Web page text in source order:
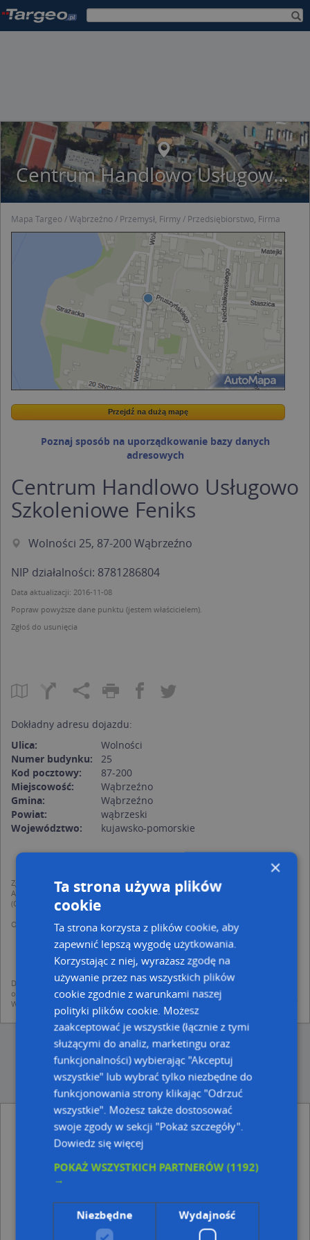
Centrum Handlowo Usługowo Szkoleniowe Feniks
Mapa Targeo Wąbrzeźno Przemysł, Firmy Przedsiębiorstwo, Firma
Wstaw tę mapkę na swoją stronę
Przejdź na dużą mapę
Przejdź na dużą mapę
Poznaj sposób na uporządkowanie bazy danych
adresowych
Centrum Handlowo Usługowo
Szkoleniowe Feniks
Wolności 25, 87-200 Wąbrzeźno
NIP działalności: 8781286804
Data aktualizacji: 2016-11-08
Popraw powyższe dane punktu (jestem właścicielem).
Zgłoś do usunięcia
Dokładny adresu dojazdu:
Ulica:
Wolności
Numer budynku:
25
Kod pocztowy:
87-200
Miejscowość:
Wąbrzeźno
Gmina:
Wąbrzeźno
Powiat:
wąbrzeski
Województwo:
kujawsko-pomorskie
Zgodnie z Rozporządzeniem PE i Rady (UE) o Ochronie Danych Osobowych
Administratorem (RODO), administratorem danych jest AutoMapa sp. z o.o.
(Operator) z siedzibą w Warszawie przy ulicy Domaniewskiej 37.
Operator przetwarza dane osobowe w celu:
dodania ich do bazy Targeo oraz publikacji w wyszukiwarce firm i na
mapach (art. 6 ust. 1 lit. f RODO)
udostępniania danych o firmach partnerom biznesowym operatora (art.
6 ust. 1 lit. f RODO)
Dane pochodzą z publicznych baz CEIDG, GUS, REGON, z firmowych stron www
oraz od podmiotów zewnętrznych.
Więcej informacji dot. RODO:
http://regulamin.automapa.pl/odo_przetwarzanie/
Centrum Handlowo Usługowo Szkoleniowe
Feniks - inne Przemysł, Firmy w pobliżu
Partyzanta 14 C/28, 87-200 Wąbrzeźno
Dzierżawska Bernadeta, Spokojna 13, 87-200
Wąbrzeźno
Adresy w pobliżu
×
Ta strona używa plików
cookie
Ta strona korzysta z plików cookie, aby
zapewnić lepszą wygodę użytkowania.
Korzystając z niej, wyrażasz zgodę na
używanie przez nas wszystkich plików
cookie zgodnie z warunkami naszej
polityki plików cookie. Możesz
zaakceptować je wszystkie (łącznie z tymi
służącymi do analiz, marketingu oraz
funkcjonalności) wybierając "Akceptuj
wszystkie" lub wybrać tylko niezbędne do
funkcjonowania strony klikając "Odrzuć
wszystkie". Możesz także dostosować
swoje zgody w sekcji "Pokaż szczegóły".
Dowiedz się więcej
POKAŻ WSZYSTKICH PARTNERÓW(1192)
→
Niezbędne Wydajność